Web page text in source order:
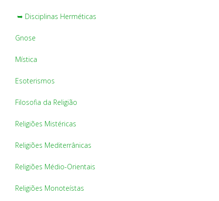
➥ Disciplinas Herméticas
Gnose
Mística
Esoterismos
Filosofia da Religião
Religiões Mistéricas
Religiões Mediterrânicas
Religiões Médio-Orientais
Religiões Monoteístas